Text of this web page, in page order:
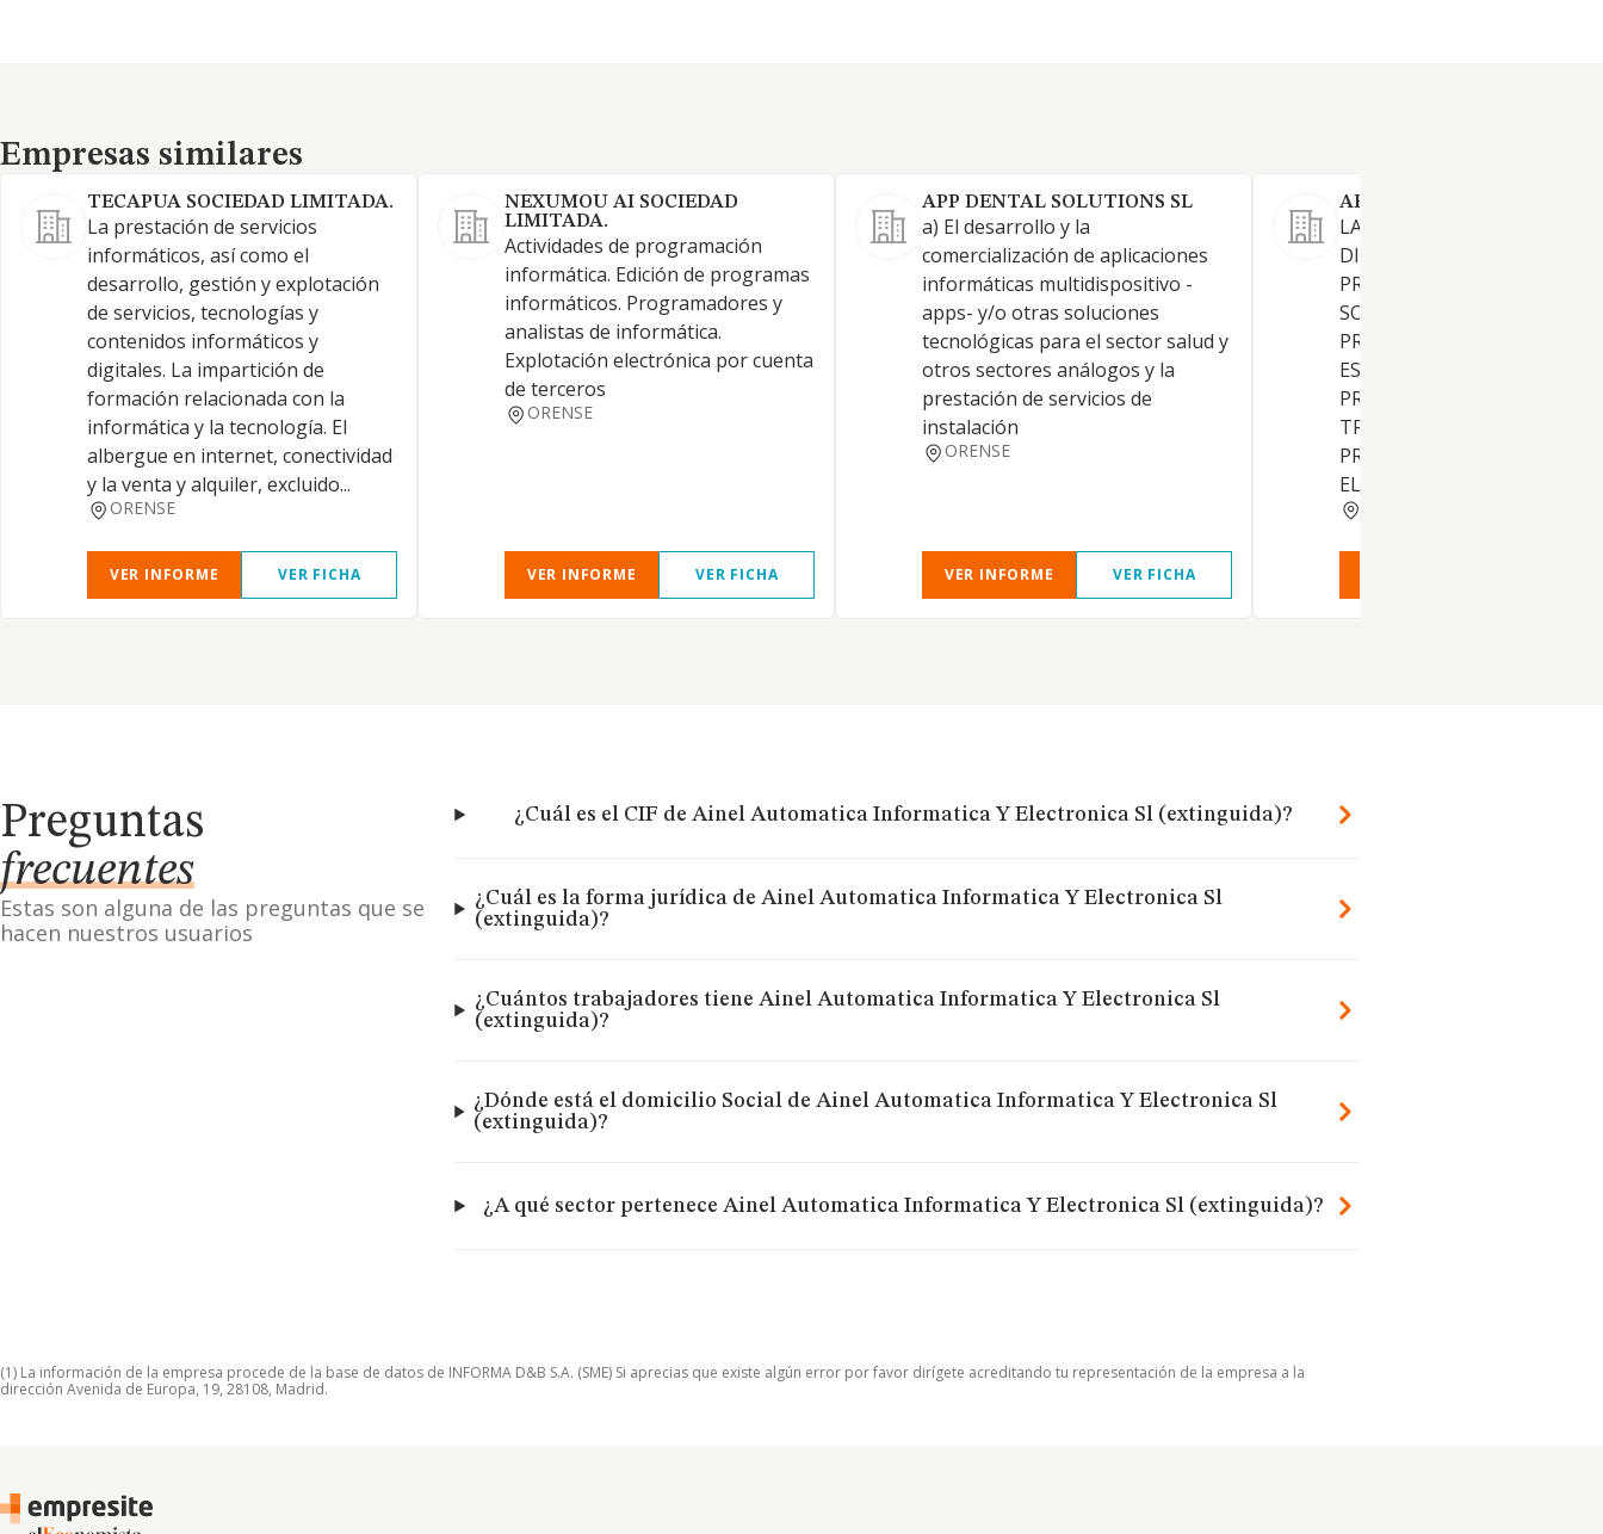
Empresas similares
Empresas similares
TECAPUA SOCIEDAD LIMITADA.
La prestación de servicios
informáticos, así como el
desarrollo, gestión y explotación
de servicios, tecnologías y
contenidos informáticos y
digitales. La impartición de
formación relacionada con la
informática y la tecnología. El
albergue en internet, conectividad
y la venta y alquiler, excluido...
ORENSE
VER INFORME VER FICHA
NEXUMOU AI SOCIEDAD
LIMITADA.
Actividades de programación
informática. Edición de programas
informáticos. Programadores y
analistas de informática.
Explotación electrónica por cuenta
de terceros
ORENSE
VER INFORME VER FICHA
APP DENTAL SOLUTIONS SL
a) El desarrollo y la
comercialización de aplicaciones
informáticas multidispositivo -
apps- y/o otras soluciones
tecnológicas para el sector salud y
otros sectores análogos y la
prestación de servicios de
instalación
ORENSE
VER INFORME VER FICHA
ARINFO WEB SL
LA COMERCIALIZACION Y
DISTRIBUCION DE TODO
PROGRAMAS INFORMATICOS
SOFTWARE, ASI COMO
PRESTACION DE SERVICIOS
ESTUDIO Y ANALISIS DE
PROCESOS PARA SU
TRATAMIENTO MECANICO,
PROGRAMACION PARA
ELECTRONIC
Preguntas
frecuentes
Estas son alguna de las preguntas que se
hacen nuestros usuarios
¿Cuál es el CIF de Ainel Automatica Informatica Y Electronica Sl (extinguida)?
¿Cuál es la forma jurídica de Ainel Automatica Informatica Y Electronica Sl
(extinguida)?
¿Cuántos trabajadores tiene Ainel Automatica Informatica Y Electronica Sl
(extinguida)?
¿Dónde está el domicilio Social de Ainel Automatica Informatica Y Electronica Sl
(extinguida)?
¿A qué sector pertenece Ainel Automatica Informatica Y Electronica Sl (extinguida)?
(1) La información de la empresa procede de la base de datos de INFORMA D&B S.A. (SME) Si aprecias que existe algún error por favor dirígete acreditando tu representación de la empresa a la
dirección Avenida de Europa, 19, 28108, Madrid.